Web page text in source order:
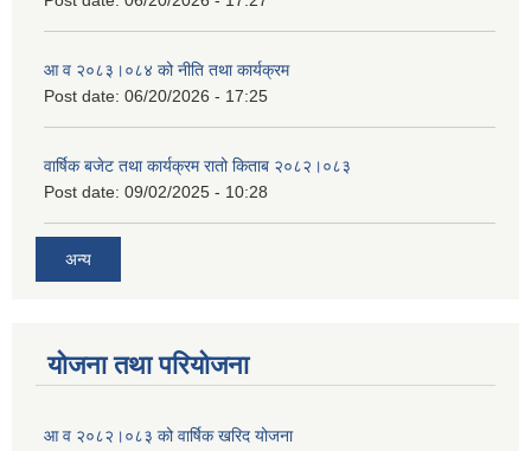
आ व २०८३।०८४ को नीति तथा कार्यक्रम
Post date: 06/20/2026 - 17:25
वार्षिक बजेट तथा कार्यक्रम रातो किताब २०८२।०८३
Post date: 09/02/2025 - 10:28
अन्य
योजना तथा परियोजना
आ व २०८२।०८३ को वार्षिक खरिद योजना